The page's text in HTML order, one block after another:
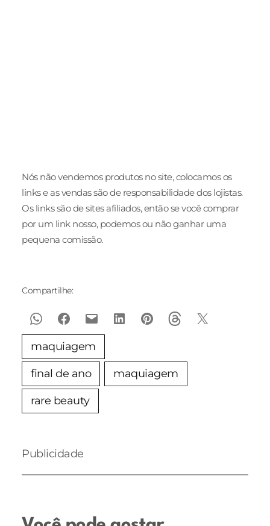
Nós não vendemos produtos no site, colocamos os
links e as vendas são de responsabilidade dos lojistas.
Os links são de sites afiliados, então se você comprar
por um link nosso, podemos ou não ganhar uma
pequena comissão.
Compartilhe:
maquiagem
final de ano maquiagem
rare beauty
Publicidade